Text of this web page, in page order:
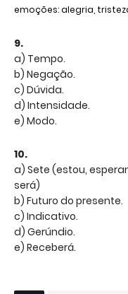
emoções: alegria,
9.
a) Tempo.
b) Negação.
c) Dúvida.
d) Intensidade.
e) Modo.
10.
a) Sete (estou,
será)
b) Futuro do presente.
c) Indicativo.
d) Gerúndio.
e) Receberá.